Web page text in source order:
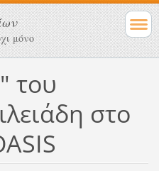
μόνο
του
στο